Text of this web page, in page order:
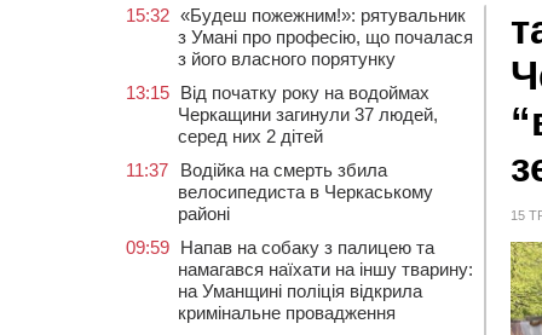
15
15:32 «Будеш пожежним!»: рятувальник
з Умані про професію, що почалася
з його власного порятунку
13:15 Від початку року на водоймах
Черкащини загинули 37 людей,
серед них 2 дітей
11:37
Водійка на смерть збила
велосипедиста в Черкаському
районі
09:59 Напав на собаку з палицею та
намагався наїхати на іншу тварину:
на Уманщині поліція відкрила
кримінальне провадження